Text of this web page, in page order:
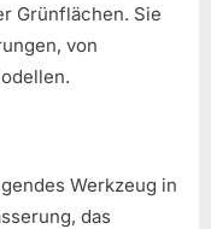
Grünflächen. Sie
von
Werkzeug in
das